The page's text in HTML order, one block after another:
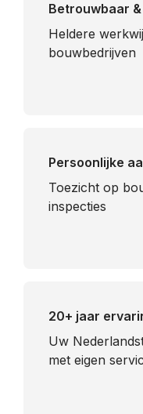
Betrouwbaar
Heldere
bouwbedrijven
Persoonlijke
Toezicht op
inspecties
20+ jaar
Uw
met eigen